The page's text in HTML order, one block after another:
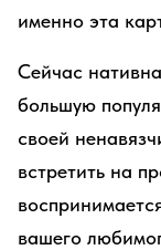
именно эта
Сейчас
большую
своей
встретить на
вашего